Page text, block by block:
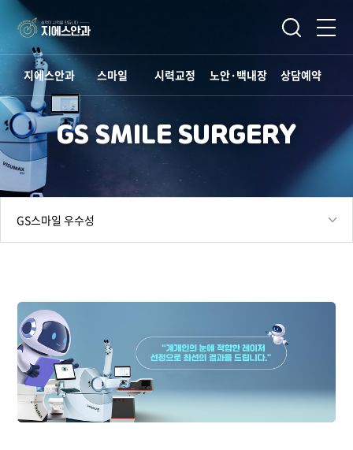
지에스안과 스마일 시력교정 노안·백내장 상담예약
GS SMILE SURGERY